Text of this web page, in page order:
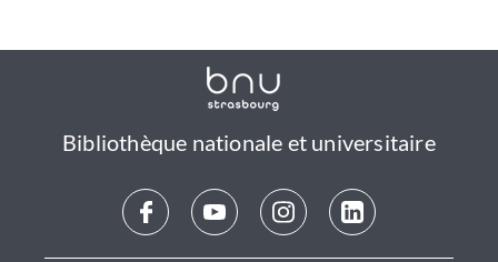
Bibliothèque nationale et universitaire